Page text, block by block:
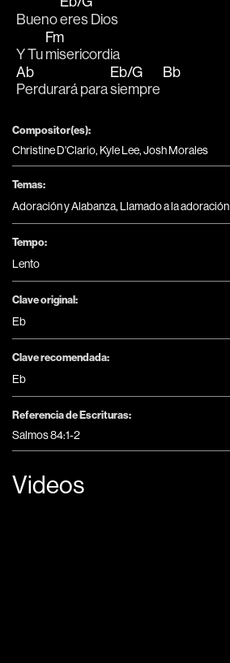
Bueno eres Dios
Y Tu
Fm
misericordia
Ab
Perdurará para
Eb/G
siempre
Bb
Compositor(es):
Christine D'Clario, Kyle Lee, Josh Morales
Temas:
Adoración y Alabanza, Llamado a la adoración
Tempo:
Lento
Clave original:
Eb
Clave recomendada:
Eb
Referencia de Escrituras:
Salmos 84:1-2
Videos